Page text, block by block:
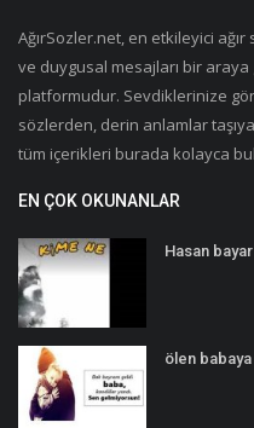
AğırSozler.net, en etkileyici
ve duygusal mesajları bir
platformudur. Sevdiklerinize
sözlerden, derin anlamlar
tüm içerikleri burada kolayca
EN ÇOK OKUNANLAR
Hasan
ölen